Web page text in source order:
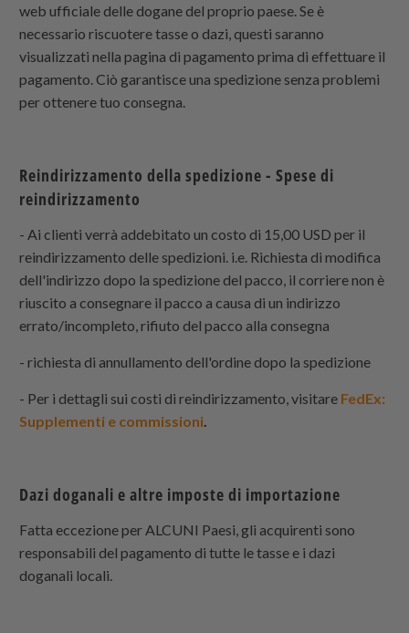
web ufficiale delle dogane del proprio paese. Se è
necessario riscuotere tasse o dazi, questi saranno
visualizzati nella pagina di pagamento prima di effettuare il
pagamento. Ciò garantisce una spedizione senza problemi
per ottenere tuo consegna.
Reindirizzamento della spedizione- Spese di
reindirizzamento
- Ai clienti verrà addebitato un costo di 15,00 USD per il
reindirizzamento delle spedizioni. i.e. Richiesta di modifica
dell'indirizzo dopo la spedizione del pacco, il corriere non è
riuscito a consegnare il pacco a causa di un indirizzo
errato/incompleto, rifiuto del pacco alla consegna
- richiesta di annullamento dell'ordine dopo la spedizione
- Per i dettagli sui costi di reindirizzamento, visitare FedEx:
Supplementi e commissioni
Dazi doganali e altre imposte di importazione
Fatta eccezione per ALCUNI Paesi, gli acquirenti sono
responsabili del pagamento di tutte le tasse e i dazi
doganali locali.